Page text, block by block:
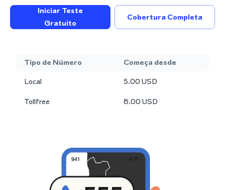
Iniciar Teste
Gratuito
Cobertura Completa
Tipo de Número
Começa desde
Local
5.00USD
Tollfree
8.00USD